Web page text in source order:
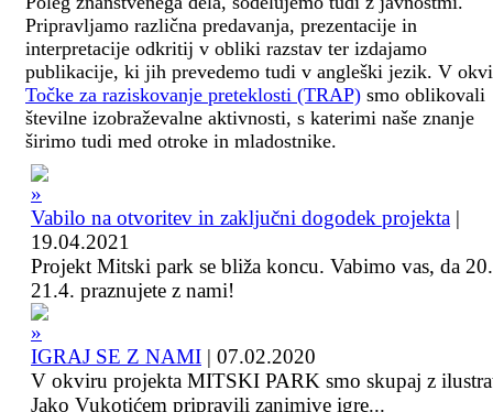
Pripravljamo različna predavanja, prezentacije in
interpretacije odkritij v obliki razstav ter izdajamo
publikacije, ki jih prevedemo tudi v angleški jezik. V
Točke za raziskovanje preteklosti (TRAP) smo oblikovali
številne izobraževalne aktivnosti, s katerimi naše znanje
širimo tudi med otroke in mladostnike.
Vabilo na otvoritev in zaključni dogodek projekta |
19.04.2021
Projekt Mitski park se bliža koncu. Vabimo vas, da
21.4. praznujete z nami!
IGRAJ SE Z NAMI | 07.02.2020
V okviru projekta MITSKI PARK smo skupaj z
Jako Vukotićem pripravili zanimive igre...